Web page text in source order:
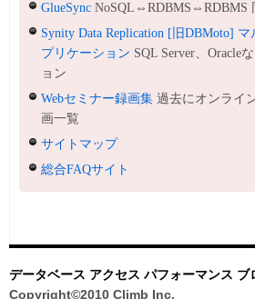
GlueSync NoSQL⇔RDBMS⇔RDBMS
Synity Data Replication [旧DBMoto]
プリケーション SQL Server、Oracle
ョン
Webセミナー録画集 過去にオンライ
画一覧
サイトマップ
総合FAQサイト
データベース アクセス パフォーマンス ブ
Copyright©2010 Climb Inc.